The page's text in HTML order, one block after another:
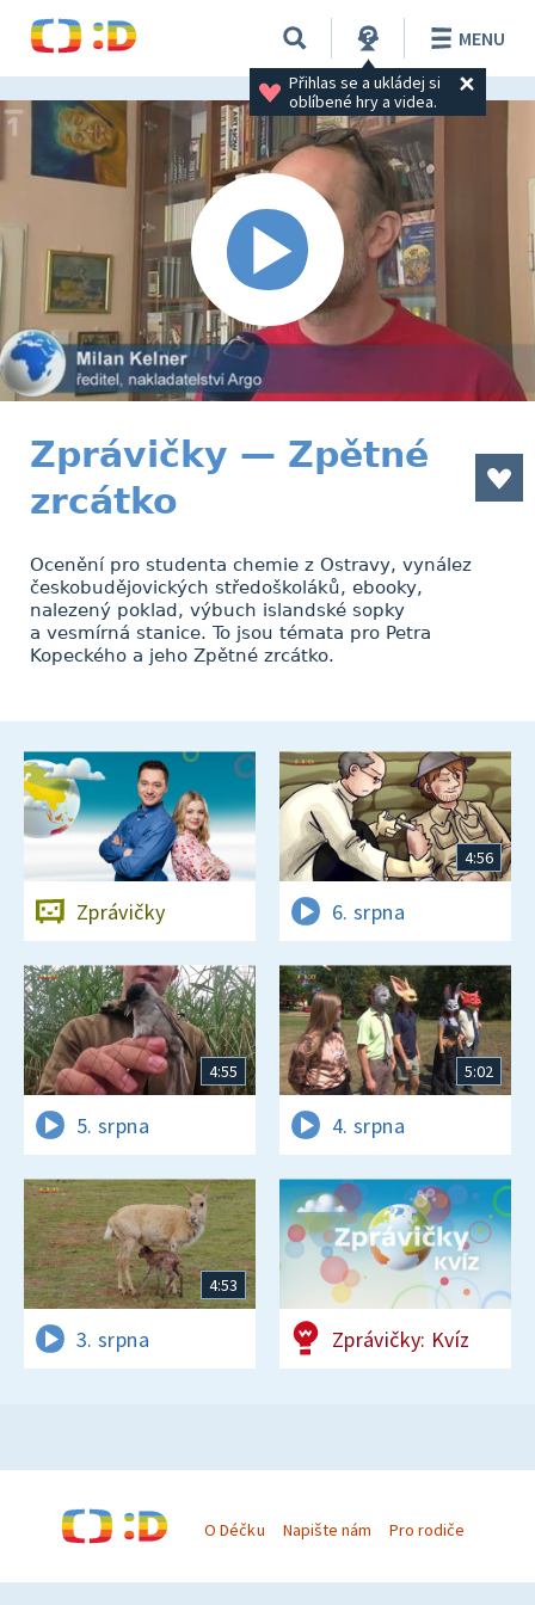
Přihlas se a ukládej si
oblíbené hry a videa.
MENU
Zprávičky — Zpětné
zrcátko
Ocenění pro studenta chemie z Ostravy, vynález
českobudějovických středoškoláků, ebooky,
nalezený poklad, výbuch islandské sopky
a vesmírná stanice. To jsou témata pro Petra
Kopeckého a jeho Zpětné zrcátko.
Zprávičky
4:56
6. srpna
4:55
5. srpna
5:02
4. srpna
4:53
3. srpna Zprávičky: Kvíz
O Déčku Napište nám Pro rodiče